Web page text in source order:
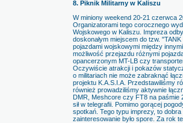
8. Piknik Militarny w Kaliszu
W miniony weekend 20-21 czerwca
Organizatorami tego corocznego
Wojskowego w Kaliszu. Impreza
doskonałym miejscem do tzw.
pojazdami wojskowymi między
możliwość przejazdu różnymi
opancerzonym MT-LB czy
Oczywiście atrakcji i pokazów
o militariach nie może zabraknąć
projektu K.A.S.I.A. Przedstawiliśmy
również prowadziliśmy aktywnie
DMR, Meshcore czy FT8 na paśmie
sił w telegrafii. Pomimo gorącej
spotkań. Tego typu imprezy, to
zainteresowanie było spore. Za rok